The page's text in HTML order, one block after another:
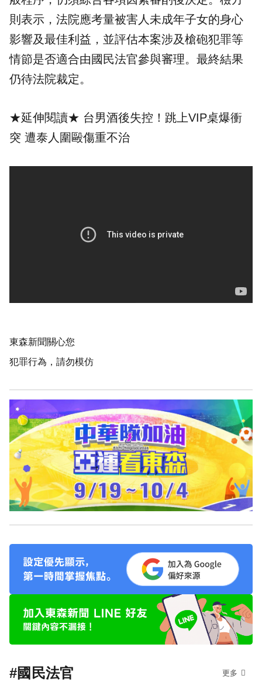
則表示，法院應考量被害人未成年子女的身心
影響及最佳利益，並評估本案涉及槍砲犯罪等
情節是否適合由國民法官參與審理。最終結果
仍待法院裁定。
★延伸閱讀★ 台男酒後失控！跳上VIP桌爆衝
突 遭泰人圍毆傷重不治
東森新聞關心您
犯罪行為，請勿模仿
#國民法官 更多